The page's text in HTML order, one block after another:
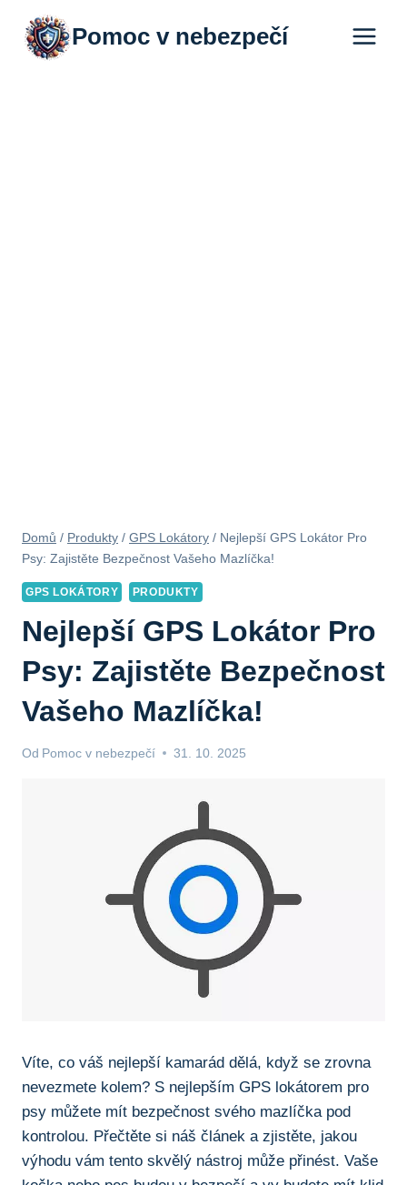
Přeskočit
obsah
Pomoc v nebezpečí
Domů / Produkty / GPS Lokátory / Nejlepší GPS Lokátor Pro
Psy: Zajistěte Bezpečnost Vašeho Mazlíčka!
GPS LOKÁTORY PRODUKTY
Nejlepší GPS Lokátor Pro
Psy: Zajistěte Bezpečnost
Vašeho Mazlíčka!
Od Pomoc v nebezpečí 31. 10. 2025
Víte, co váš nejlepší kamarád dělá, když se zrovna
nevezmete kolem? S nejlepším GPS lokátorem pro
psy můžete mít bezpečnost svého mazlíčka pod
kontrolou. Přečtěte si náš článek a zjistěte, jakou
výhodu vám tento skvělý nástroj může přinést. Vaše